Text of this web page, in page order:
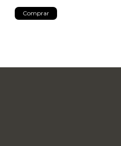
Comprar